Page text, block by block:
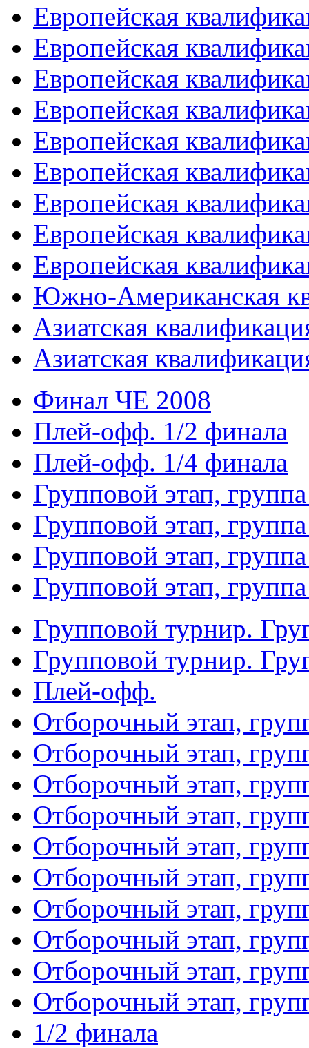
Европейская
Европейская
Европейская
Европейская
Европейская
Европейская
Европейская
Европейская
Европейская
Южно-Американская
Азиатская
Азиатская
Финал ЧЕ 2008
Плей-офф. 1/2 финала
Плей-офф. 1/4 финала
Групповой этап,
Групповой этап,
Групповой этап,
Групповой этап,
Групповой турнир.
Групповой турнир.
Плей-офф.
Отборочный этап,
Отборочный этап,
Отборочный этап,
Отборочный этап,
Отборочный этап,
Отборочный этап,
Отборочный этап,
Отборочный этап,
Отборочный этап,
Отборочный этап,
1/2 финала